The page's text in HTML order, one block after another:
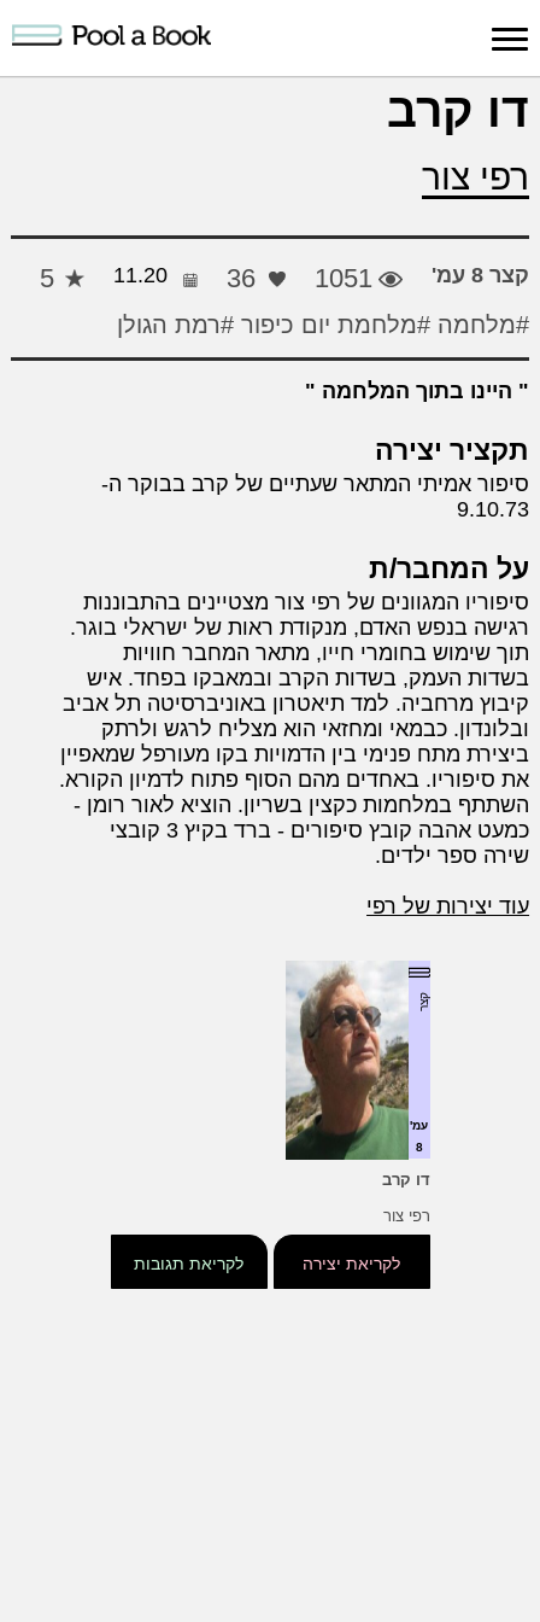
כניסה למערכת
יצירה
דו קרב
רפי צור
קצר 8 עמ' 1051
36
11.20
5
#מלחמה #מלחמת יום כיפור #רמת הגולן
היינו בתוך המלחמה
תקציר יצירה
סיפור אמיתי המתאר שעתיים של קרב בבוקר ה-
9.10.73
על המחבר/ת
סיפוריו המגוונים של רפי צור מצטיינים בהתבוננות
רגישה בנפש האדם, מנקודת ראות של ישראלי בוגר.
תוך שימוש בחומרי חייו, מתאר המחבר חוויות
בשדות העמק, בשדות הקרב ובמאבקו בפחד. איש
קיבוץ מרחביה. למד תיאטרון באוניברסיטה תל אביב
ובלונדון. כבמאי ומחזאי הוא מצליח לרגש ולרתק
ביצירת מתח פנימי בין הדמויות בקו מעורפל שמאפיין
את סיפוריו. באחדים מהם הסוף פתוח לדמיון הקורא.
השתתף במלחמות כקצין בשריון. הוציא לאור רומן -
כמעט אהבה קובץ סיפורים - ברד בקיץ 3 קובצי
שירה ספר ילדים.
עוד יצירות של רפי
קצר
עמ'
8
דו קרב
רפי צור
לקריאת תגובות לקריאת יצירה